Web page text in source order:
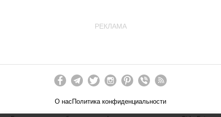
РЕКЛАМА
О нас Политика конфиденциальности